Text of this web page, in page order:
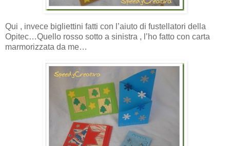
Qui , invece bigliettini fatti con l’aiuto di fustellatori della
Opitec…Quello rosso sotto a sinistra , l’ho fatto con carta
marmorizzata da me…